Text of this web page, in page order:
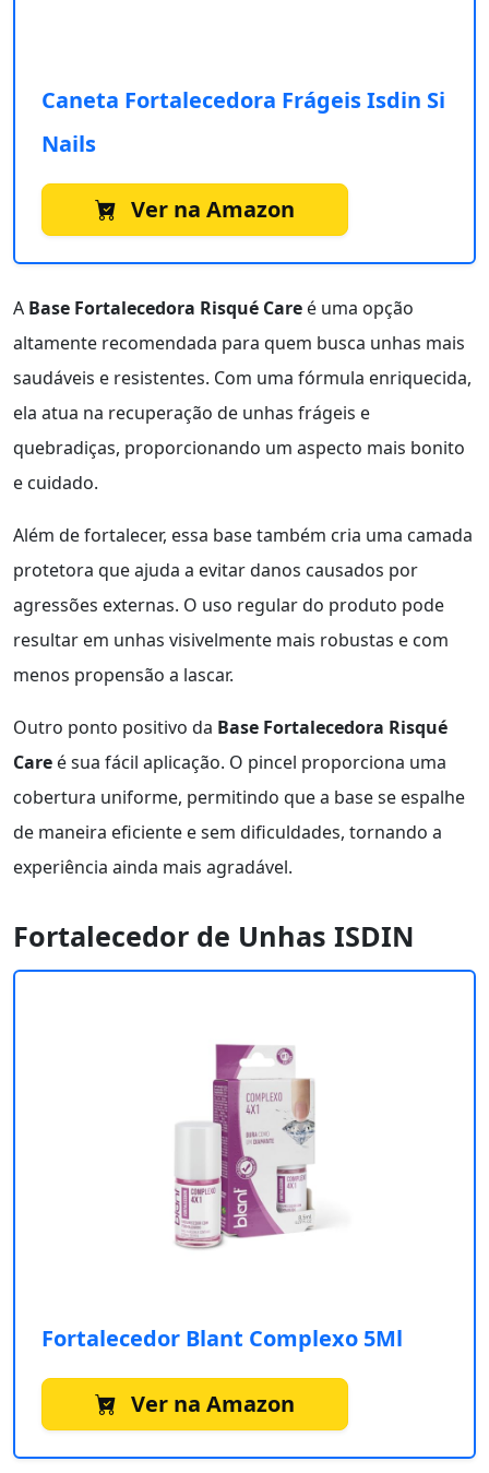
Caneta Fortalecedora Frágeis Isdin Si
Nails
Ver na Amazon
A Base Fortalecedora Risqué Care é uma opção
altamente recomendada para quem busca unhas mais
saudáveis e resistentes. Com uma fórmula enriquecida,
ela atua na recuperação de unhas frágeis e
quebradiças, proporcionando um aspecto mais bonito
e cuidado.
Além de fortalecer, essa base também cria uma camada
protetora que ajuda a evitar danos causados por
agressões externas. O uso regular do produto pode
resultar em unhas visivelmente mais robustas e com
menos propensão a lascar.
Outro ponto positivo da Base Fortalecedora Risqué
Care é sua fácil aplicação. O pincel proporciona uma
cobertura uniforme, permitindo que a base se espalhe
de maneira eficiente e sem dificuldades, tornando a
experiência ainda mais agradável.
Fortalecedor de Unhas ISDIN
Fortalecedor Blant Complexo 5Ml
Ver na Amazon